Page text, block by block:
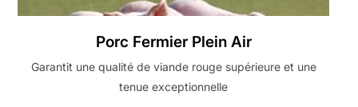
Porc Fermier Plein Air
Garantit une qualité de viande rouge supérieure et une
tenue exceptionnelle